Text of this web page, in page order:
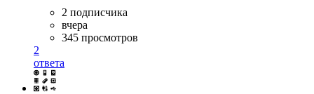
2 подписчика
вчера
345 просмотров
2
ответа